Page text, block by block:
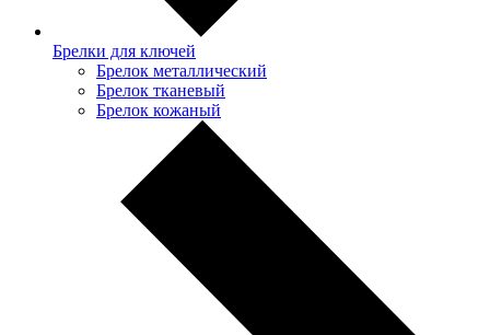
Брелки для ключей
Брелок металлический
Брелок тканевый
Брелок кожаный